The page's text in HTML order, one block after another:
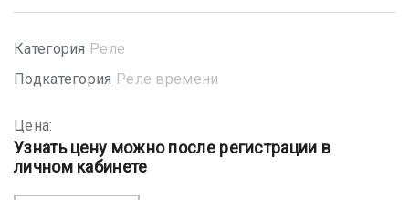
Категория Реле
Подкатегория Реле времени
Цена:
Узнать цену можно после регистрации в
личном кабинете